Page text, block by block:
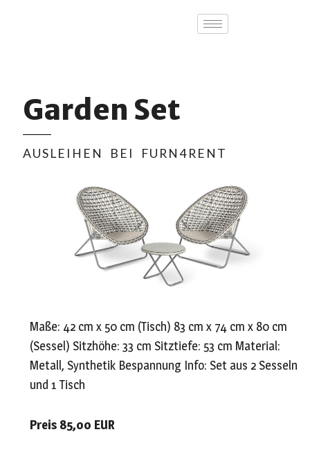
Garden Set
AUSLEIHEN BEI FURN4RENT
Maße: 42 cm x 50 cm (Tisch) 83 cm x 74 cm x 80 cm
(Sessel) Sitzhöhe: 33 cm Sitztiefe: 53 cm Material:
Metall, Synthetik Bespannung Info: Set aus 2 Sesseln
und 1 Tisch
Preis 85,00 EUR